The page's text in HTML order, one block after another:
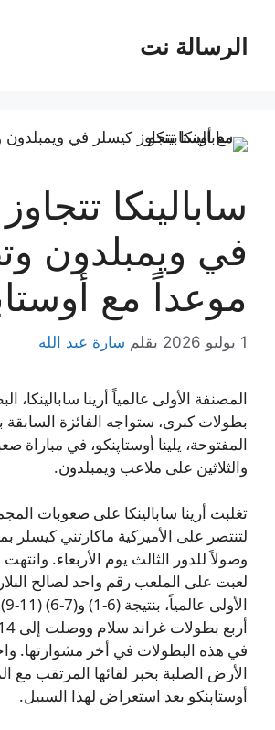
المحتوىالرسالة نت
سابالينكا
في ويمبلدون
موعداً مع
1 يوليو 2026 بقلم سارة عبد الله
المصنفة الأولى عالمياً أرينا سابالينكا،
بطولات كبرى، ستواجه الفائزة السابقة
المفتوحة، يلينا أوستاپنكو، في مباراة
والثلاثين على ملاعب ويمبلدون.
تغلبت أرينا سابالينكا على صعوبات
لتنتصر على الأميركية ماكارتني كيسلر
وصولاً للدور الثالث يوم الأربعاء. وانتهت
لعبت على الملعب رقم واحد لصالح
في هذه البطولات في أخر مشوارتها.
أوستاپنكو بعد استعراض لهذا السبيل.